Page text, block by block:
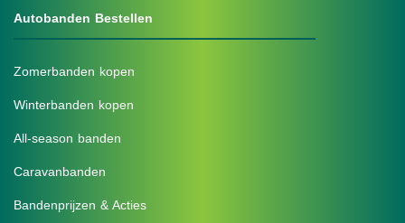
Autobanden Bestellen
Zomerbanden kopen
Winterbanden kopen
All-season banden
Caravanbanden
Bandenprijzen & Acties